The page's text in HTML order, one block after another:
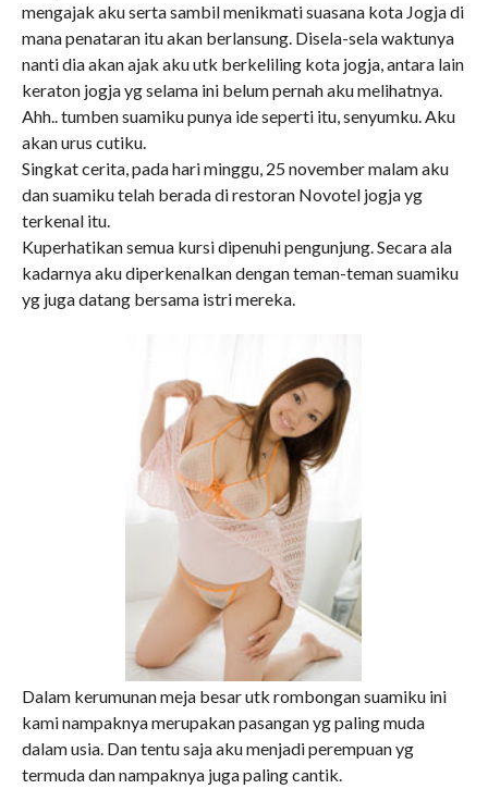
mengajak aku serta sambil menikmati suasana kota Jogja di
mana penataran itu akan berlansung. Disela-sela waktunya
nanti dia akan ajak aku utk berkeliling kota jogja, antara lain
keraton jogja yg selama ini belum pernah aku melihatnya.
Ahh.. tumben suamiku punya ide seperti itu, senyumku. Aku
akan urus cutiku.
Singkat cerita, pada hari minggu, 25 november malam aku
dan suamiku telah berada di restoran Novotel jogja yg
terkenal itu.
Kuperhatikan semua kursi dipenuhi pengunjung. Secara ala
kadarnya aku diperkenalkan dengan teman-teman suamiku
yg juga datang bersama istri mereka.
Dalam kerumunan meja besar utk rombongan suamiku ini
kami nampaknya merupakan pasangan yg paling muda
dalam usia. Dan tentu saja aku menjadi perempuan yg
termuda dan nampaknya juga paling cantik.